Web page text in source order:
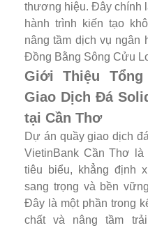
thương hiệu. Đây chính
hành trình kiến tạo
nâng tầm dịch vụ ngân
Đồng Bằng Sông Cửu
Giới Thiệu
Giao Dịch Đá
tại Cần Thơ
Dự án quầy giao dịch
VietinBank Cần Thơ là
tiêu biểu, khẳng định
sang trọng và bền
Đây là một phần trong
chất và nâng tầm